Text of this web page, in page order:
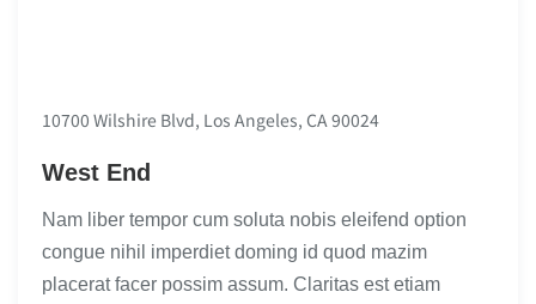
10700 Wilshire Blvd, Los Angeles, CA 90024
West End
Nam liber tempor cum soluta nobis eleifend option
congue nihil imperdiet doming id quod mazim
placerat facer possim assum. Claritas est etiam